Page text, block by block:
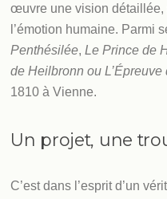
œuvre une vision détaillée,
l’émotion humaine. Parmi
Penthésilée,Le Prince de
de Heilbronn ou L’Épreuve
1810 à Vienne.
Un projet, une
C’est dans l’esprit d’un